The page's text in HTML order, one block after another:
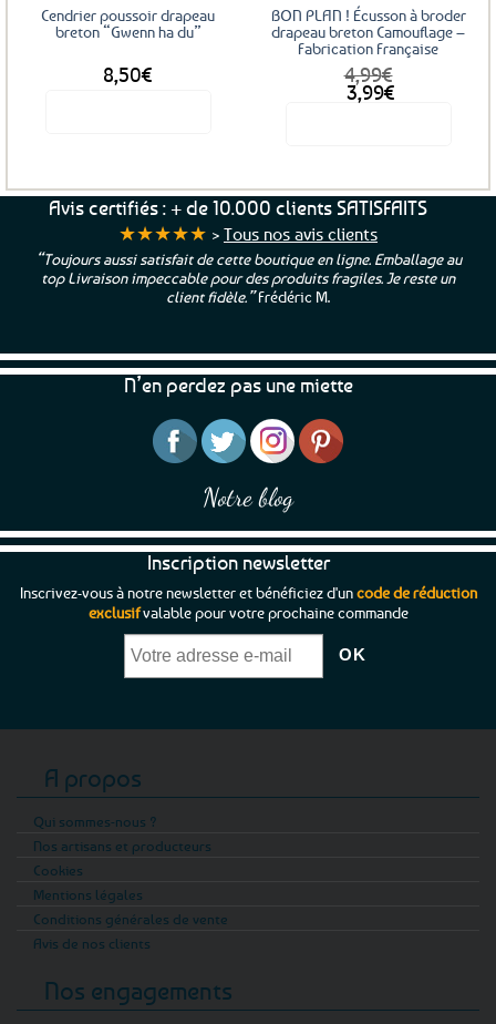
Cendrier poussoir drapeau
breton “Gwenn ha du”
8,50€
BON PLAN ! Écusson à broder
drapeau breton Camouflage –
Fabrication Française
4,99€
Le
prix
3,99€
Le
prix
Avis certifiés : + de 10.000 clients SATISFAITS
★★★★★ > Tous nos avis clients
“Toujours aussi satisfait de cette boutique en ligne. Emballage au
top Livraison impeccable pour des produits fragiles. Je reste un
client fidèle.”Frédéric M.
N’en perdez pas une miette
Notre blog
Inscription newsletter
Inscrivez-vous à notre newsletter et bénéficiez d'uncode de réduction
exclusifvalable pour votre prochaine commande
A propos
Qui sommes-nous ?
Nos artisans et producteurs
Cookies
Mentions légales
Conditions générales de vente
Avis de nos clients
Nos engagements